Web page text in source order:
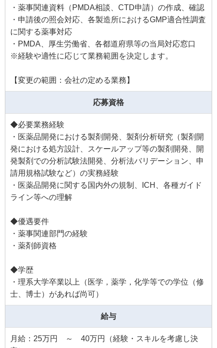
・薬事関連資料（PMDA相談、CTD申請）の作成、確認
・申請後の照会対応、各製造所におけるGMP適合性調査
に関する薬事対応
・PMDA、厚生労働省、各都道府県等の当局対応窓口
※経験や適性に応じて業務範囲を決定します。
【変更の範囲：会社の定める業務】
応募資格
◆必要業務経験
・医薬品開発における製剤開発、製剤分析研究（製剤開
発における処方設計、スケールアップ等の製剤開発、開
発製剤での分析試験法開発、分析法バリデーション、申
請用規格試験など）の実務経験
・医薬品開発に関する国内外の規制、ICH、各種ガイド
ライン等への理解
◆優遇要件
・薬事関連部門の経験
・薬剤師資格
◆学歴
・理系大学卒業以上（医学，薬学，化学等での学位（修
士、博士）があれば尚可）
給与
月給：25万円 ～ 40万円（経験・スキルを考慮し決